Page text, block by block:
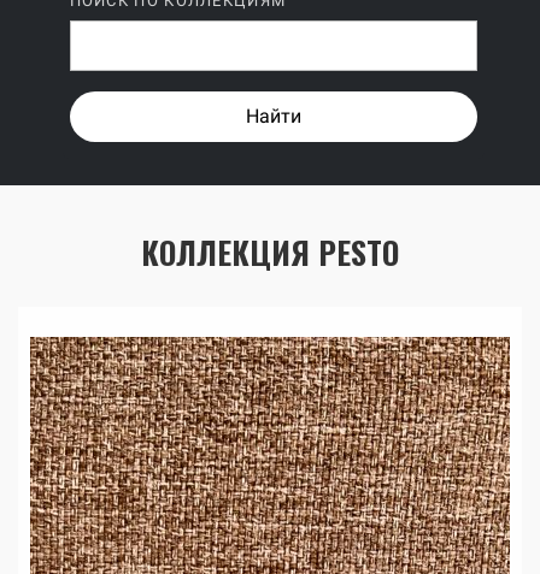
Найти
КОЛЛЕКЦИЯ PESTO